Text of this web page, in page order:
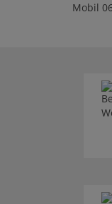
Mobil